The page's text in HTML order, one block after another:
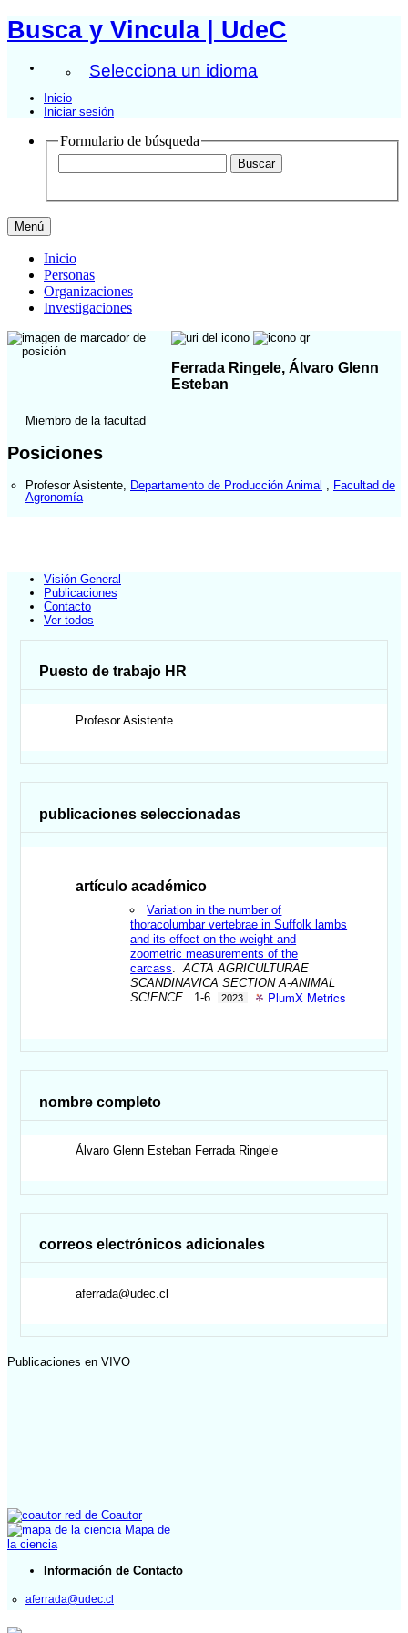
Busca y Vincula | UdeC
Selecciona un idioma
Inicio
Iniciar sesión
Formulario de búsqueda
Menú
Inicio
Personas
Organizaciones
Investigaciones
Ferrada Ringele, Álvaro Glenn
Esteban
Miembro de la facultad
Posiciones
Profesor Asistente Departamento de Producción Animal
Facultad de
Agronomía
Visión General
Publicaciones
Contacto
Ver todos
Puesto de trabajo HR
Profesor Asistente
publicaciones seleccionadas
artículo académico
Variation in the number of
thoracolumbar vertebrae in Suffolk lambs
and its effect on the weight and
zoometric measurements of the
carcass .ACTA AGRICULTURAE
SCANDINAVICA SECTION A-ANIMAL
SCIENCE . 1-6. 2023 PlumX Metrics
nombre completo
Álvaro Glenn Esteban Ferrada Ringele
correos electrónicos adicionales
aferrada@udec.cl
Publicaciones en VIVO
red de Coautor
Mapa de
la ciencia
Información de Contacto
aferrada@udec.cl